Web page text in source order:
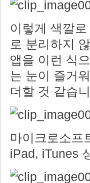
이렇게 색깔
로 분리하지
앱을 이런 식
는 눈이 즐거
더할 것 같습
마이크로소프
iPad, iTunes